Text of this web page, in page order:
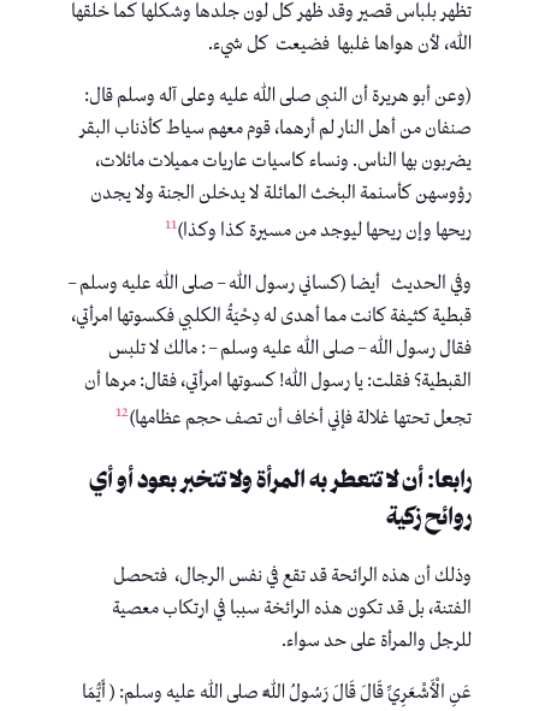
تظهر بلباس قصير وقد ظهر كل لون جلدها وشكلها كما خلقها
الله، لأن هواها غلبها فضيعت كل شيء.
(وعن أبو هريرة أن النبى صلى الله عليه وعلى آله وسلم قال:
صنفان من أهل النار لم أرهما، قوم معهم سياط كأذناب البقر
يضربون بها الناس. ونساء كاسيات عاريات مميلات مائلات،
رؤوسهن ‌كأسنمة ‌البخث المائلة لا يدخلن الجنة ولا يجدن
ريحها وإن ريحها ليوجد من مسيرة كذا وكذا)11
وفي الحديث أيضا (كساني رسول الله – صلى الله عليه وسلم –
قبطية كثيفة كانت مما أهدى له دِحْيَةُ الكلبي فكسوتها امرأتي،
فقال رسول الله – صلى الله عليه وسلم – : مالك لا تلبس
القبطية؟ فقلت: يا رسول الله! كسوتها امرأتي، فقال: مرها أن
تجعل تحتها غلالة فإني أخاف أن تصف حجم عظامها)12
رابعا: أن لا تتعطر به المرأة ولا تتخبر بعود أو أي
روائح زكية
وذلك أن هذه الرائحة قد تقع في نفس الرجال، فتحصل
الفتنة، بل قد تكون هذه الرائخة سببا في ارتكاب معصية
للرجل والمرأة على حد سواء.
عَنِ الْأَشْعَرِيِّ قَالَ قَالَ رَسُولُ اللَّهِ صلى الله عليه وسلم: ( أَيُّمَا